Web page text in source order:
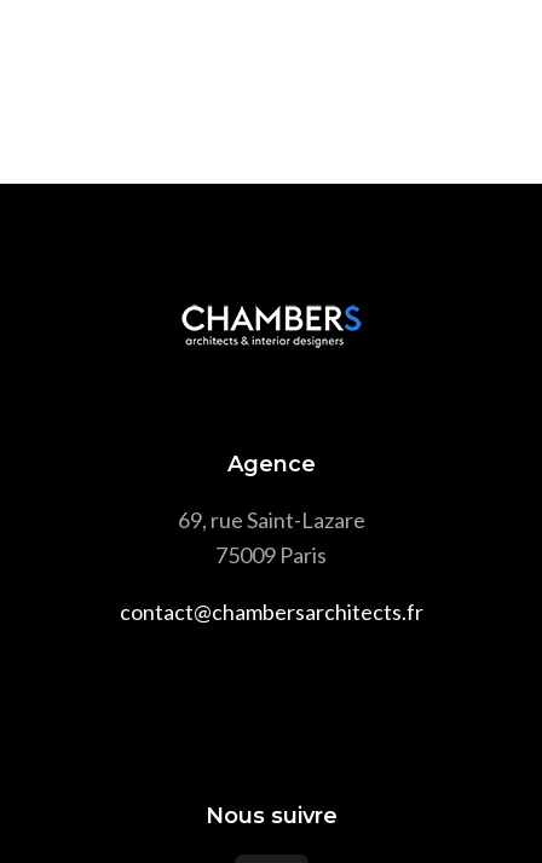
Agence
69, rue Saint-Lazare
75009 Paris
contact@chambersarchitects.fr
Nous suivre